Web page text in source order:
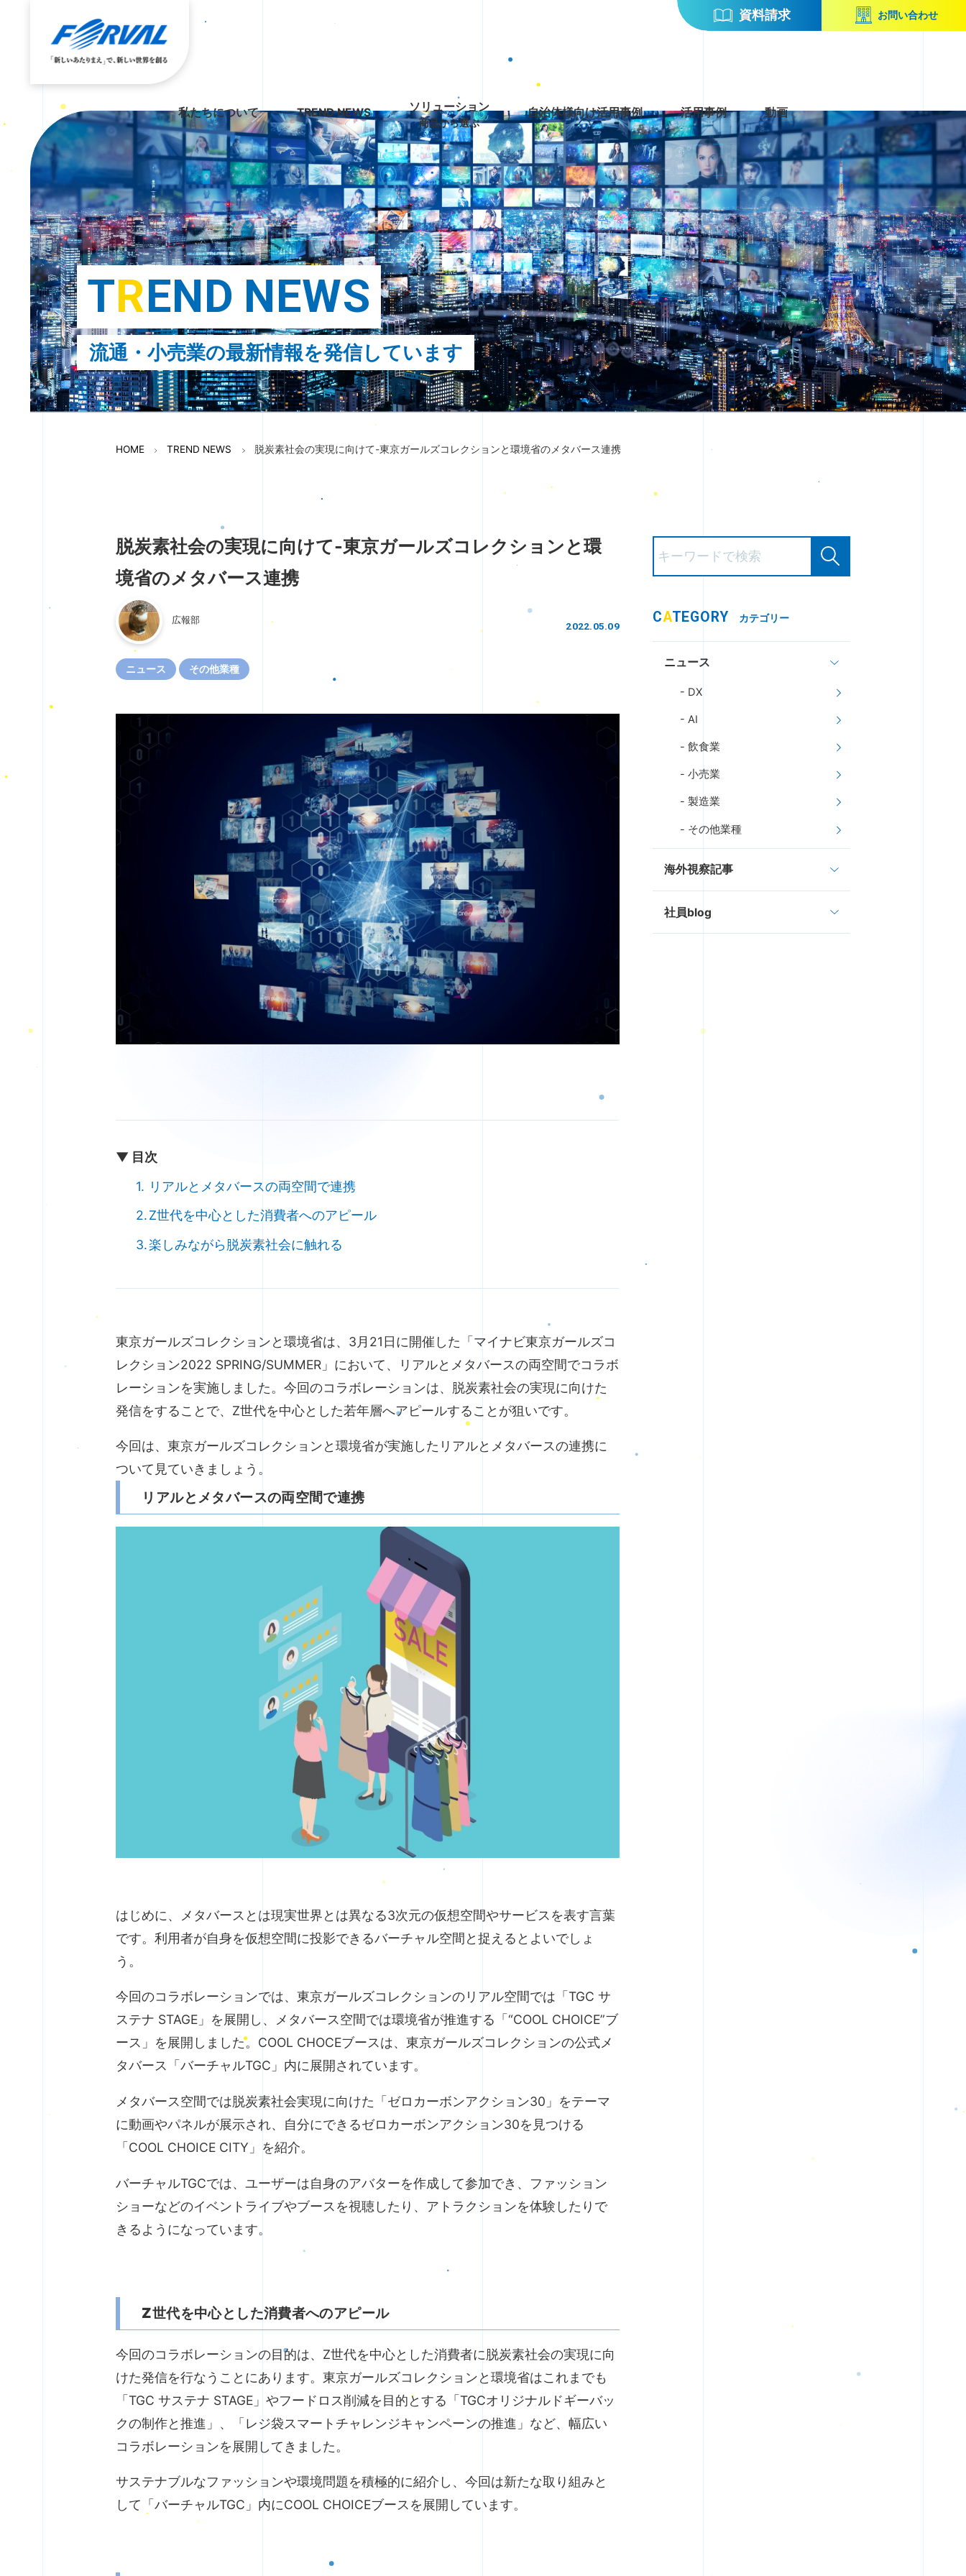
資料請求 お問い合わせ
私たちについて TREND NEWS ソリューション
商品から選ぶ
自治体様向け活用事例 活用事例 動画
TREND NEWS
流通・小売業の最新情報を発信しています
HOME TREND NEWS 脱炭素社会の実現に向けて-東京ガールズコレクションと環境省のメタバース連携
脱炭素社会の実現に向けて-東京ガールズコレクションと環
境省のメタバース連携
広報部 2022.05.09
ニュース その他業種
▼ 目次
リアルとメタバースの両空間で連携
Z世代を中心とした消費者へのアピール
楽しみながら脱炭素社会に触れる
東京ガールズコレクションと環境省は、3月21日に開催した「マイナビ東京ガールズコ
レクション2022 SPRING/SUMMER」において、リアルとメタバースの両空間でコラボ
レーションを実施しました。今回のコラボレーションは、脱炭素社会の実現に向けた
発信をすることで、Z世代を中心とした若年層へアピールすることが狙いです。
今回は、東京ガールズコレクションと環境省が実施したリアルとメタバースの連携に
ついて見ていきましょう。
リアルとメタバースの両空間で連携
はじめに、メタバースとは現実世界とは異なる3次元の仮想空間やサービスを表す言葉
です。利用者が自身を仮想空間に投影できるバーチャル空間と捉えるとよいでしょ
う。
今回のコラボレーションでは、東京ガールズコレクションのリアル空間では「TGC サ
ステナ STAGE」を展開し、メタバース空間では環境省が推進する「“COOL CHOICE”ブ
ース」を展開しました。COOL CHOCEブースは、東京ガールズコレクションの公式メ
タバース「バーチャルTGC」内に展開されています。
メタバース空間では脱炭素社会実現に向けた「ゼロカーボンアクション30」をテーマ
に動画やパネルが展示され、自分にできるゼロカーボンアクション30を見つける
「COOL CHOICE CITY」を紹介。
バーチャルTGCでは、ユーザーは自身のアバターを作成して参加でき、ファッション
ショーなどのイベントライブやブースを視聴したり、アトラクションを体験したりで
きるようになっています。
Z世代を中心とした消費者へのアピール
今回のコラボレーションの目的は、Z世代を中心とした消費者に脱炭素社会の実現に向
けた発信を行なうことにあります。東京ガールズコレクションと環境省はこれまでも
「TGC サステナ STAGE」やフードロス削減を目的とする「TGCオリジナルドギーバッ
クの制作と推進」、「レジ袋スマートチャレンジキャンペーンの推進」など、幅広い
コラボレーションを展開してきました。
サステナブルなファッションや環境問題を積極的に紹介し、今回は新たな取り組みと
して「バーチャルTGC」内にCOOL CHOICEブースを展開しています。
CATEGORY カテゴリー
ニュース
DX
AI
飲食業
小売業
製造業
その他業種
海外視察記事
社員blog